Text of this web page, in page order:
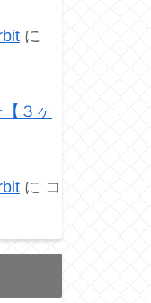
に
３ヶ
に コ